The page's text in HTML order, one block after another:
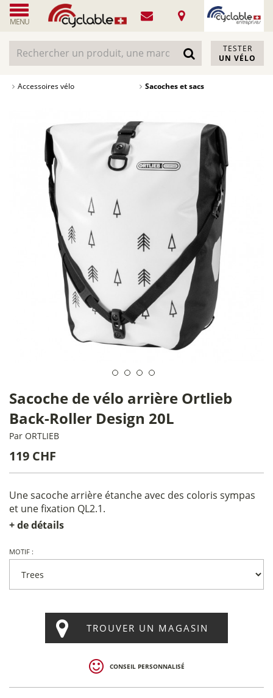
MENU
TESTER
UN VÉLO
Accessoires vélo Sacoches et sacs
Sacoche de vélo arrière Ortlieb
Back-Roller Design 20L
Par ORTLIEB
119 CHF
Une sacoche arrière étanche avec des coloris sympas
et une fixation QL2.1.
+ de détails
MOTIF :
TROUVER UN MAGASIN
CONSEIL PERSONNALISÉ